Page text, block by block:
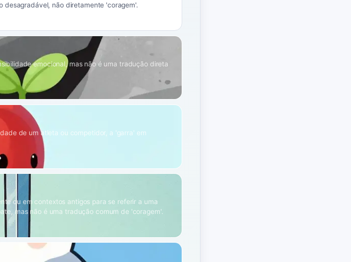
desagradável, não diretamente 'coragem'.
emocional, mas não é uma tradução direta
de um atleta ou competidor, a 'garra' em
ou em contextos antigos para se referir a uma
mas não é uma tradução comum de 'coragem'.